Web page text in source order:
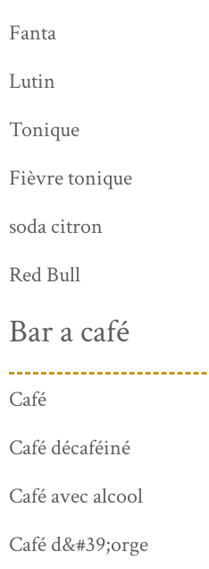
Fanta
Lutin
Tonique
Fièvre tonique
soda citron
Red Bull
Bar a café
Café
Café décaféiné
Café avec alcool
Café d&#39;orge